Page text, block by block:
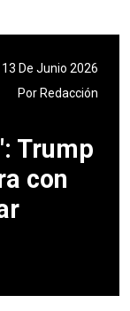
De Junio 2026
Por Redacción
Trump
con